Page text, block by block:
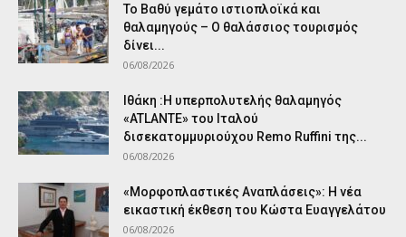
Το Βαθύ γεμάτο ιστιοπλοϊκά και
θαλαμηγούς – Ο θαλάσσιος τουρισμός
δίνει...
06/08/2026
Ιθάκη :Η υπερπολυτελής θαλαμηγός
«ATLANTE» του Ιταλού
δισεκατομμυριούχου Remo Ruffini της...
06/08/2026
«Μορφοπλαστικές Αναπλάσεις»: Η νέα
εικαστική έκθεση του Κώστα Ευαγγελάτου
06/08/2026